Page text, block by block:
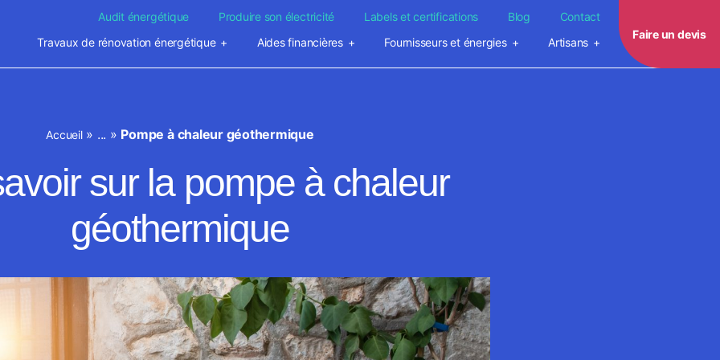
Audit énergétique Produire son électricité Labels et certifications Blog
Contact
Travaux de rénovation énergétique
Aides financières Fournisseurs et énergies Artisans
Faire un devis
Accueil» ... » Pompe à chaleur géothermique
sur la pompe à chaleur
géothermique